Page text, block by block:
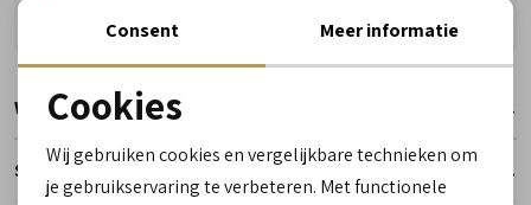
Reserveer- en passervice in de winkel!
Winkelvoorraad
Specificaties
Noodzakelijke cookies
Consent Meer informatie
Cookies
Wij gebruiken cookies en vergelijkbare technieken om
je gebruikservaring te verbeteren. Met functionele